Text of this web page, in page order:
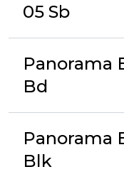
05 Sb
Panorama
Bd
Panorama
Blk